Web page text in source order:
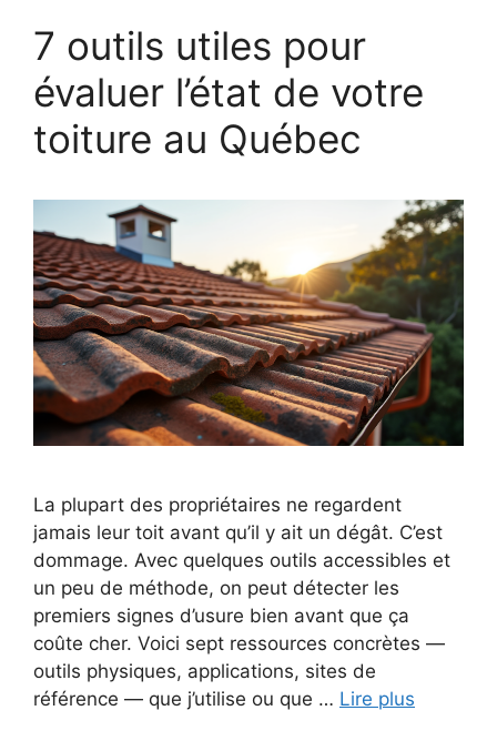
7 outils utiles pour
évaluer l’état de votre
toiture au Québec
La plupart des propriétaires ne regardent
jamais leur toit avant qu’il y ait un dégât. C’est
dommage. Avec quelques outils accessibles et
un peu de méthode, on peut détecter les
premiers signes d’usure bien avant que ça
coûte cher. Voici sept ressources concrètes —
outils physiques, applications, sites de
référence — que j’utilise ou que … Lire plus